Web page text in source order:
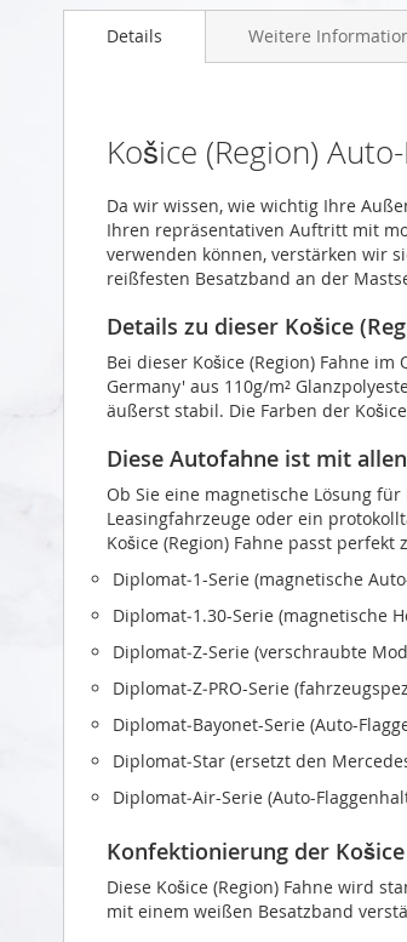
Anfang
Details
Košice (Region)
Da wir wissen, wie wichtig Ihre
Ihren repräsentativen Auftritt mit
verwenden können, verstärken wir
reißfesten Besatzband an der
Details zu dieser Košice
Bei dieser Košice (Region) Fahne
Germany' aus 110g/m²
äußerst stabil. Die Farben der
Diese Autofahne ist mit
Ob Sie eine magnetische Lösung
Leasingfahrzeuge oder ein
Košice (Region) Fahne passt perfekt
Diplomat‑1-Serie (magnetische
Diplomat‑1.30-Serie (magnetische
Diplomat‑Z-Serie (verschraubte
Diplomat‑Z‑PRO-Serie
Diplomat‑Bayonet-Serie (Auto-
Diplomat‑Star (ersetzt den
Diplomat‑Air-Serie (Auto-
Konfektionierung der Košice
Diese Košice (Region) Fahne wird
mit einem weißen Besatzband
Weitere